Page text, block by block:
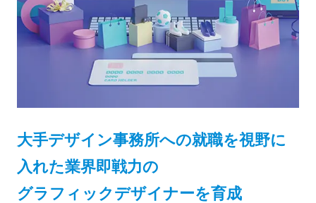
大手デザイン事務所への就職を視野に
入れた業界即戦力の
グラフィックデザイナーを育成